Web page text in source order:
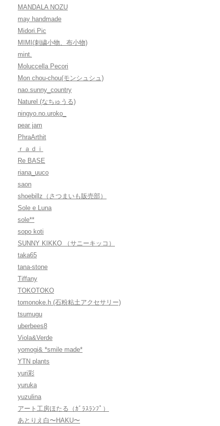
MANDALA NOZU
may handmade
Midori.Pic
MIMI(刺繍小物、布小物)
mint.
Moluccella Pecori
Mon chou-chou(モンシュシュ)
nao.sunny_country
Naturel (なちゅうる)
ningyo.no.uroko_
pear jam
PhraArthit
ｒａｄｉ
Re BASE
riana_uuco
saon
shoebillz（さつまいも販売部）
Sole e Luna
sole**
sopo koti
SUNNY KIKKO （サニーキッコ）
taka65
tana-stone
Tiffany
TOKOTOKO
tomonoke.h (石粉粘土アクセサリー)
tsumugu
uberbees8
Viola&Verde
yomogi& *smile made*
YTN plants
yuri彩
yuruka
yuzulina
アート工房ほたる（ｶﾞﾗｽﾗﾝﾌﾟ）
あとりえ白〜HAKU〜